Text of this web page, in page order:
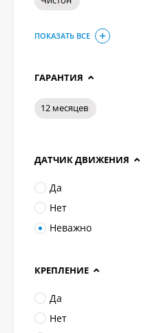
ПОКАЗАТЬ ВСЕ
ГАРАНТИЯ
12 месяцев
ДАТЧИК ДВИЖЕНИЯ
Да
Нет
Неважно
КРЕПЛЕНИЕ
Да
Нет